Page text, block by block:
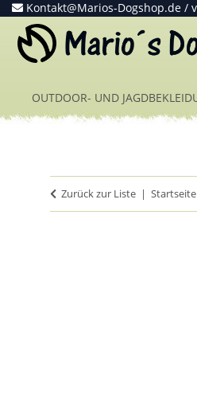
Kontakt@Marios-Dogshop.de /
OUTDOOR- UND
Zurück zur Liste Startseite